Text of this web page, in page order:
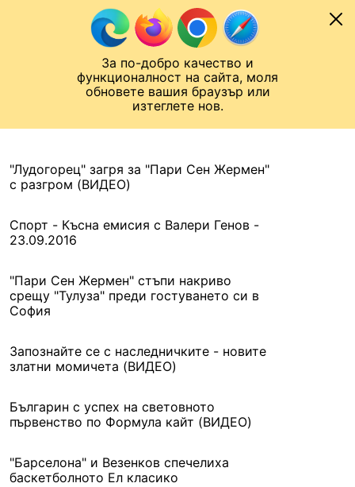
За по-добро качество и
функционалност на сайта, моля
обновете вашия браузър или
изтеглете нов.
Към съдържанието
Лига на Конференциите
"Лудогорец" загря за "Пари Сен Жермен"
с разгром (ВИДЕО)
Спорт - Късна емисия с Валери Генов -
23.09.2016
"Пари Сен Жермен" стъпи накриво
срещу "Тулуза" преди гостуването си в
София
Запознайте се с наследничките - новите
златни момичета (ВИДЕО)
Българин с успех на световното
първенство по Формула кайт (ВИДЕО)
"Барселона" и Везенков спечелиха
баскетболното Ел класико